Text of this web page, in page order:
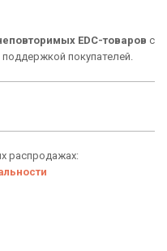
EDC-товаров с
покупателей.
распродажах: